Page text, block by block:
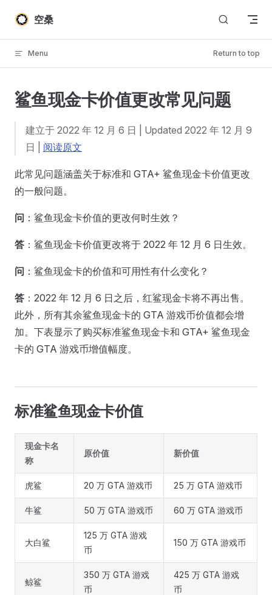
Skip to content
空桑
Menu Return to top
鲨鱼现金卡价值更改常见问题
建立于 2022 年 12 月 6 日 | Updated 2022 年 12 月 9
日 | 阅读原文
此常见问题涵盖关于标准和 GTA+ 鲨鱼现金卡价值更改
的一般问题。
问 ：鲨鱼现金卡价值的更改何时生效？
答 ：鲨鱼现金卡价值更改将于 2022 年 12 月 6 日生效。
问 ：鲨鱼现金卡的价值和可用性有什么变化？
答 ：2022 年 12 月 6 日之后，红鲨现金卡将不再出售。
此外，所有其余鲨鱼现金卡的 GTA 游戏币价值都会增
加。下表显示了购买标准鲨鱼现金卡和 GTA+ 鲨鱼现金
卡的 GTA 游戏币增值幅度。
标准鲨鱼现金卡价值
现金卡名
称
原价值 新价值
虎鲨 20 万 GTA 游戏币 25 万 GTA 游戏币
牛鲨 50 万 GTA 游戏币 60 万 GTA 游戏币
大白鲨
125 万 GTA 游戏
币
150 万 GTA 游戏币
鲸鲨
350 万 GTA 游戏
币
425 万 GTA 游戏
币